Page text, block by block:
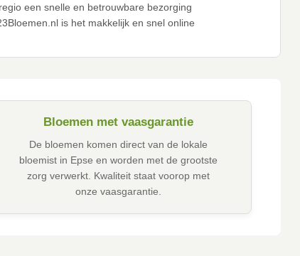
een snelle en betrouwbare bezorging
is het makkelijk en snel online
Bloemen met vaasgarantie
De bloemen komen direct van de lokale
bloemist in Epse en worden met de grootste
zorg verwerkt. Kwaliteit staat voorop met
onze vaasgarantie.